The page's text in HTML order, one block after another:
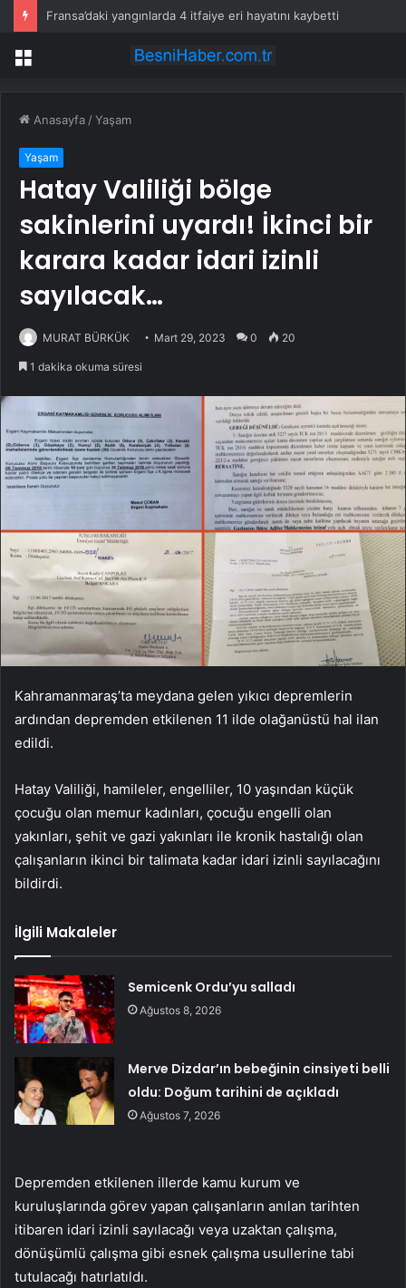
Fransa’daki yangınlarda 4 itfaiye eri hayatını kaybetti
Menü
Anasayfa /Yaşam
Yaşam
Hatay Valiliği bölge
sakinlerini uyardı! İkinci bir
karara kadar idari izinli
sayılacak…
MURAT BÜRKÜK Mart 29, 2023 0 20
1 dakika okuma süresi
Kahramanmaraş’ta meydana gelen yıkıcı depremlerin
ardından depremden etkilenen 11 ilde olağanüstü hal ilan
edildi.
Hatay Valiliği, hamileler, engelliler, 10 yaşından küçük
çocuğu olan memur kadınları, çocuğu engelli olan
yakınları, şehit ve gazi yakınları ile kronik hastalığı olan
çalışanların ikinci bir talimata kadar idari izinli sayılacağını
bildirdi.
İlgili Makaleler
Semicenk Ordu’yu salladı
Ağustos 8, 2026
Merve Dizdar’ın bebeğinin cinsiyeti belli
oldu: Doğum tarihini de açıkladı
Ağustos 7, 2026
Depremden etkilenen illerde kamu kurum ve
kuruluşlarında görev yapan çalışanların anılan tarihten
itibaren idari izinli sayılacağı veya uzaktan çalışma,
dönüşümlü çalışma gibi esnek çalışma usullerine tabi
tutulacağı hatırlatıldı.